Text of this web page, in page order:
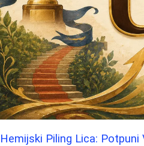
Hemijski Piling Lica: